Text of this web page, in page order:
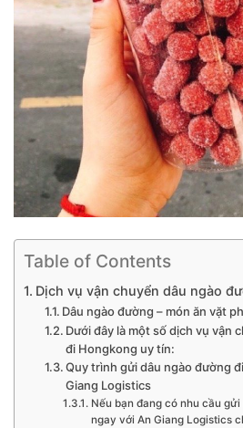
Table of Contents
Dịch vụ vận chuyển dâu ngào
Dâu ngào đường – món ăn vặt
Dưới đây là một số dịch vụ vận
đi Hongkong uy tín:
Quy trình gửi dâu ngào đường
Giang Logistics
Nếu bạn đang có nhu cầu
ngay với An Giang Logistics